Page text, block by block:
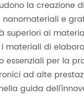
la creazione
e
superiori ai
i materiali di
essenziali per la
ad alte
guida